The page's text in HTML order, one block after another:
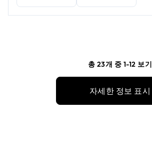
총 23개 중 1-12 보기
자세한 정보 표시